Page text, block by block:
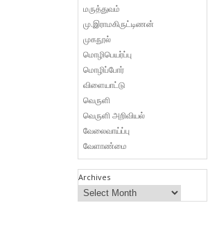
மருத்துவம்
மு.இராமகிருட்டிணன்
முகநூல்
மொழிபெயர்ப்பு
மொழிப்போர்
விளையாட்டு
வெருளி
வெருளி அறிவியல்
வேலைவாய்ப்பு
வேளாண்மை
Archives